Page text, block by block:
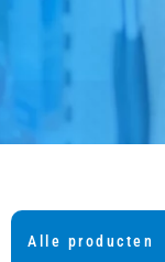
Alle producten